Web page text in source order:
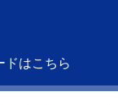
ドはこちら